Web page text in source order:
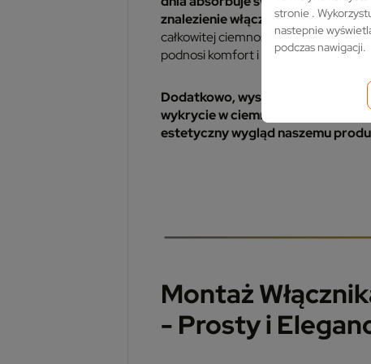
znalezienie włącznika w ciemności.
całkowitej ciemności, bez trudu
podnosi komfort i bezpieczeństwo
Dodatkowo, wystający kształt
wykrycie w ciemności, ale także
estetyczny wygląd naszemu
Montaż
- Prosty i
stronie .
nastepnie
podczas nawigacji.